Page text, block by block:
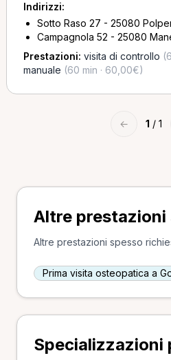
Indirizzi:
Sotto Raso 27 - 25080
Campagnola 52 - 25080
Prestazioni: visita di controllo
manuale (60 min · 60,00€)
← 1 / 1
Altre prestazioni
Altre prestazioni spesso
Prima visita osteopatica a
Specializzazioni